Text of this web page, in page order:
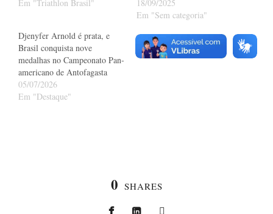
Em "Triathlon Brasil"
18/09/2025
Em "Sem categoria"
Djenyfer Arnold é prata, e
Brasil conquista nove
medalhas no Campeonato Pan-
americano de Antofagasta
05/07/2026
Em "Destaque"
0 SHARES